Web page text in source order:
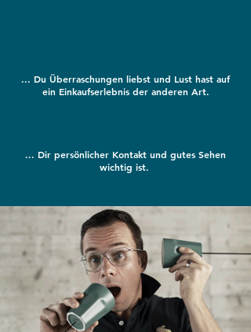
... Du Überraschungen liebst und Lust hast auf
ein Einkaufserlebnis der anderen Art.
... Dir persönlicher Kontakt und gutes Sehen
wichtig ist.